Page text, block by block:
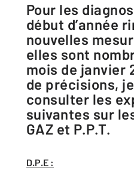
Pour les diagnostiqueurs, le
début d’année
nouvelles
elles sont
mois de janvier
de précisions,
consulter les
suivantes sur
GAZ et P.P.T.
D.P.E :